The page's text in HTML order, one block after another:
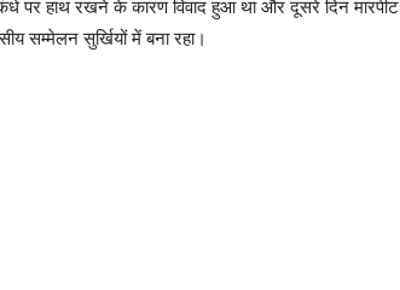
पर हाथ रखने के कारण विवाद हुआ था और दूसरे दिन मारपीट
सम्मेलन सुर्खियों में बना रहा।